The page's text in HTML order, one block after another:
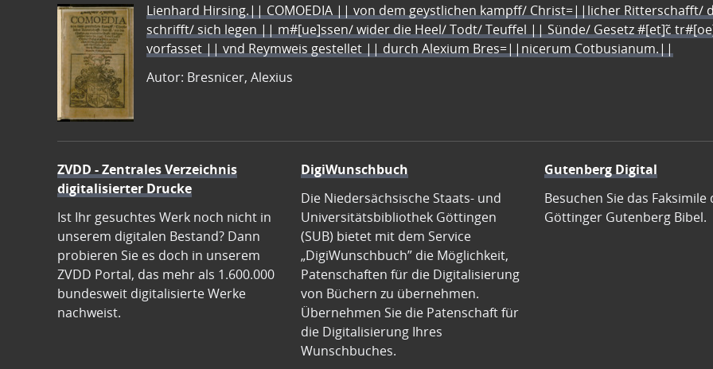
Lienhard Hirsing.|| COMOEDIA || von dem geystlichen kampff/ Christ=||licher Ritterschafft/
schrifft/ sich legen || m#[ue]ssen/ wider die Heel/ Todt/ Teuffel || Sünde/ Gesetz #[et]c̃
vorfasset || vnd Reymweis gestellet || durch Alexium Bres=||nicerum Cotbusianum.||
Autor: Bresnicer, Alexius
ZVDD - Zentrales Verzeichnis
digitalisierter Drucke
Ist Ihr gesuchtes Werk noch nicht in
unserem digitalen Bestand? Dann
probieren Sie es doch in unserem
ZVDD Portal, das mehr als 1.600.000
bundesweit digitalisierte Werke
nachweist.
DigiWunschbuch
Die Niedersächsische Staats- und
Universitätsbibliothek Göttingen
(SUB) bietet mit dem Service
„DigiWunschbuch” die Möglichkeit,
Patenschaften für die Digitalisierung
von Büchern zu übernehmen.
Übernehmen Sie die Patenschaft für
die Digitalisierung Ihres
Wunschbuches.
Gutenberg Digital
Besuchen Sie das Faksimile
Göttinger Gutenberg Bibel.